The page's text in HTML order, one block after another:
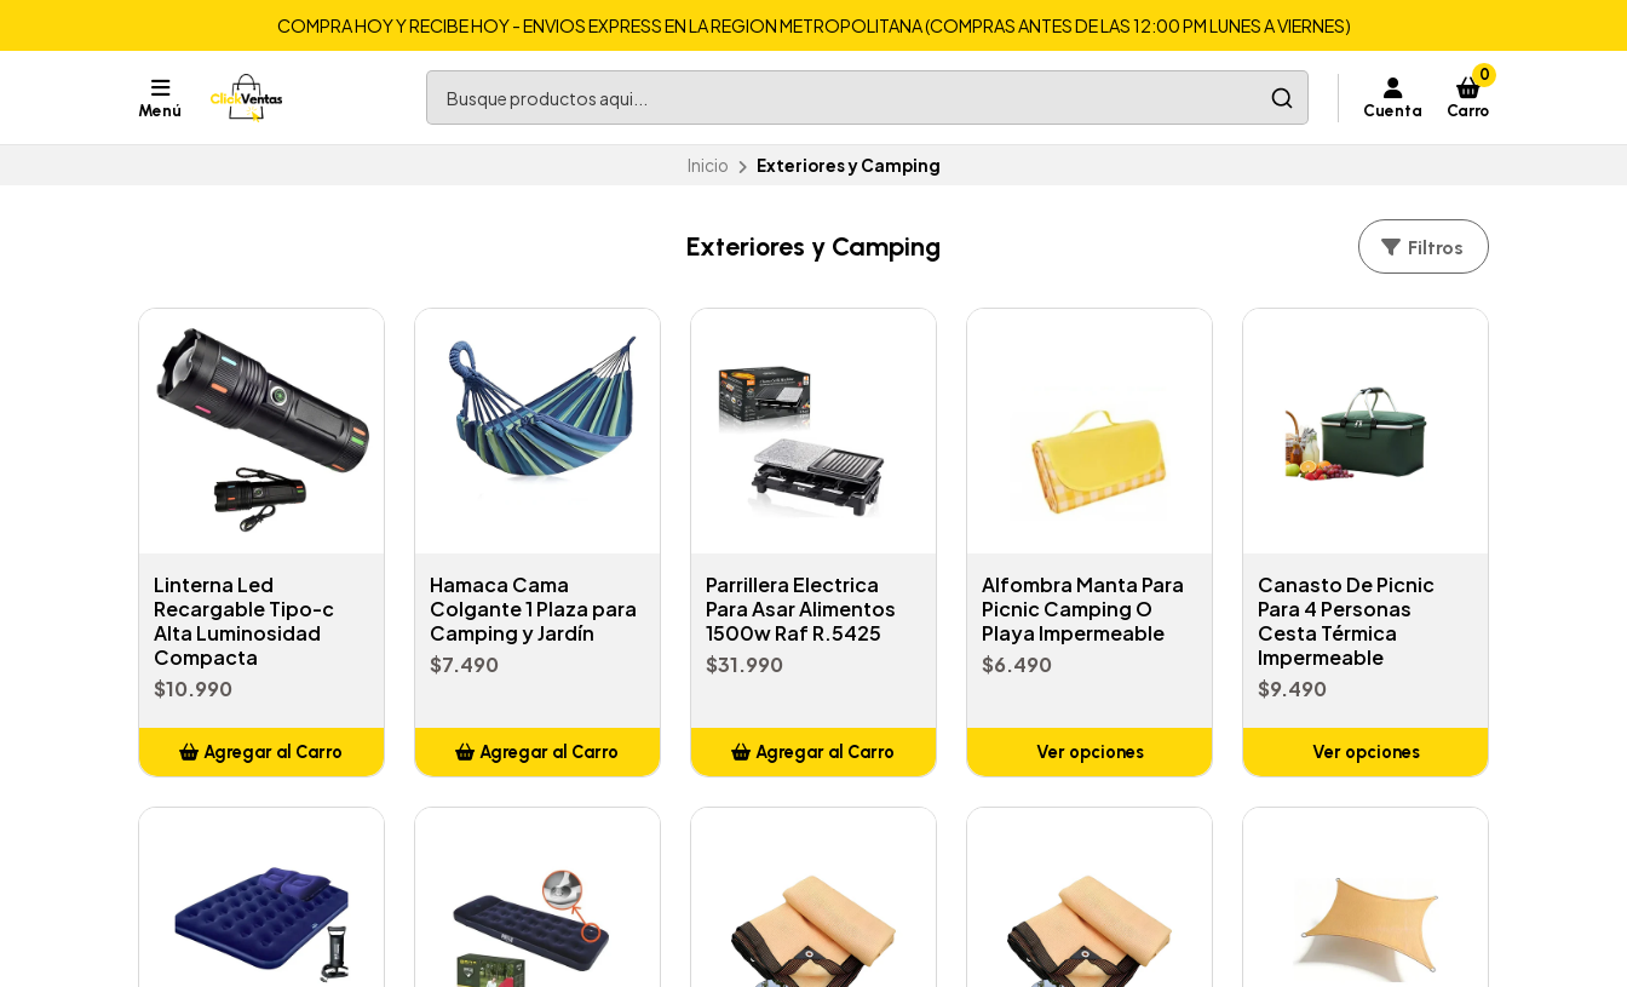
COMPRA HOY Y RECIBE HOY - ENVIOS EXPRESS EN LA REGION METROPOLITANA (COMPRAS ANTES DE LAS 12:00 PM LUNES A VIERNES)
Menú Cuenta
0
Carro
Inicio Exteriores y Camping
Exteriores y Camping Filtros
Linterna Led
Recargable Tipo-c
Alta Luminosidad
Compacta
$10.990
Agregar al Carro
Hamaca Cama
Colgante 1 Plaza para
Camping y Jardín
$7.490
Agregar al Carro
Parrillera Electrica
Para Asar Alimentos
1500w Raf R.5425
$31.990
Agregar al Carro
Alfombra Manta Para
Picnic Camping O
Playa Impermeable
$6.490
Ver opciones
Canasto De Picnic
Para 4 Personas
Cesta Térmica
Impermeable
$9.490
Ver opciones